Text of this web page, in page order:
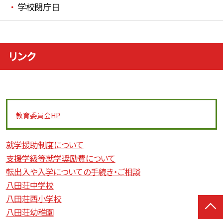
学校閉庁日
リンク
教育委員会HP
就学援助制度について
支援学級等就学奨励費について
転出入や入学についての手続き・ご相談
八田荘中学校
八田荘西小学校
八田荘幼稚園